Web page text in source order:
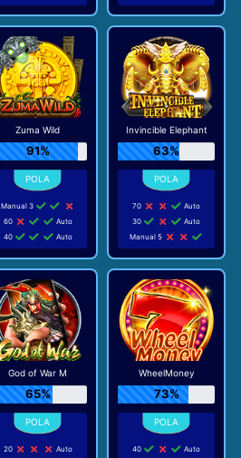
Zuma Wild
91%
Manual 3
60
Auto
40
Auto
Invincible Elephant
63%
70
Auto
30
Auto
Manual 5
God of War M
65%
20
Auto
WheelMoney
73%
40
Auto